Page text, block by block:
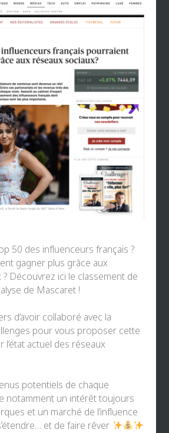
50 des influenceurs français ?
gagner plus grâce aux
? Découvrez ici le classement de
de Mascaret !
d’avoir collaboré avec la
pour vous proposer cette
l’état actuel des réseaux
potentiels de chaque
notamment un intérêt toujours
et un marché de l’influence
et de faire rêver